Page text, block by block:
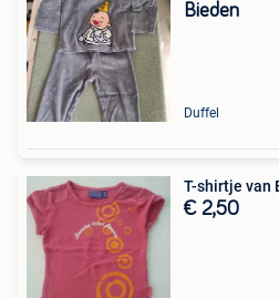
Bieden
Duffel
T-shirtje van
€ 2,50